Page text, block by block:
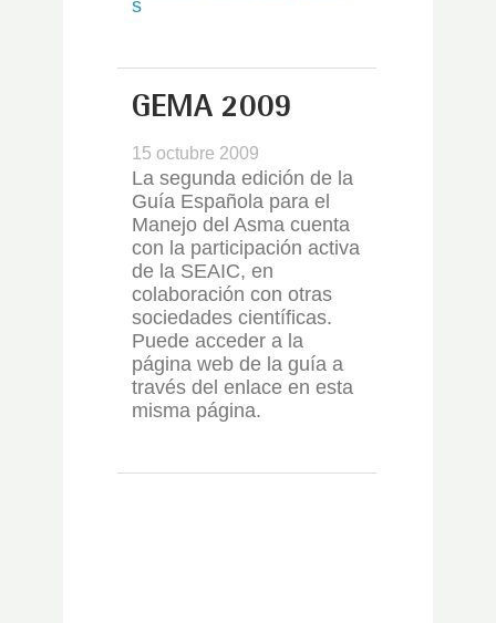
s
GEMA 2009
15 octubre 2009
La segunda edición de la
Guía Española para el
Manejo del Asma cuenta
con la participación activa
de la SEAIC, en
colaboración con otras
sociedades científicas.
Puede acceder a la
página web de la guía a
través del enlace en esta
misma página.